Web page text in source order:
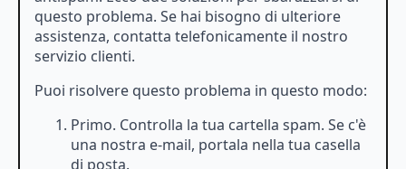
questo problema. Se hai bisogno di ulteriore
assistenza, contatta telefonicamente il nostro
servizio clienti.
Puoi risolvere questo problema in questo modo:
Primo. Controlla la tua cartella spam. Se c'è
una nostra e-mail, portala nella tua casella
di posta.